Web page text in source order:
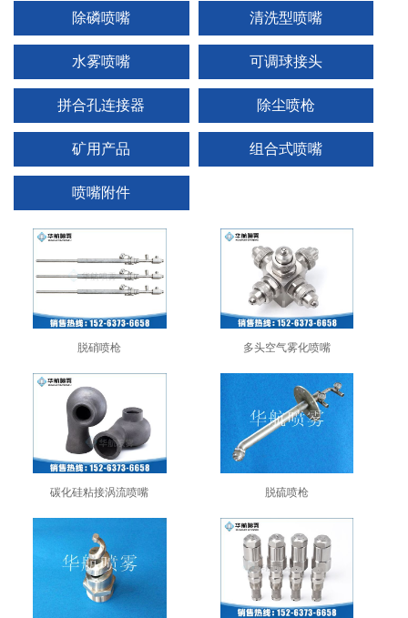
除磷喷嘴 清洗型喷嘴
水雾喷嘴 可调球接头
拼合孔连接器 除尘喷枪
矿用产品 组合式喷嘴
喷嘴附件
脱硝喷枪 多头空气雾化喷嘴
碳化硅粘接涡流喷嘴 脱硫喷枪